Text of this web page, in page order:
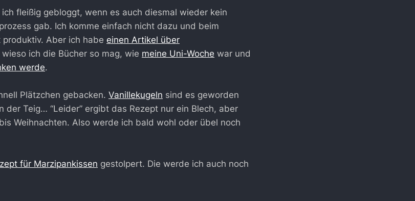
fleißig gebloggt, wenn es auch diesmal wieder kein
gab. Ich komme einfach nicht dazu und beim
Aber ich habe einen Artikel über
ich die Bücher so mag, wie meine Uni-Woche war und
werde.
Plätzchen gebacken. Vanillekugeln sind es geworden
der Teig… “Leider” ergibt das Rezept nur ein Blech, aber
Weihnachten. Also werde ich bald wohl oder übel noch
für Marzipankissen gestolpert. Die werde ich auch noch